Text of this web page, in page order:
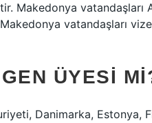
Makedonya
vatandaşları
ÜYESI
Danimarka, Estonya,